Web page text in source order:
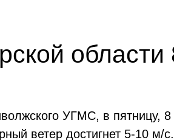
УГМС, в пятницу,
ветер достигнет 5-10